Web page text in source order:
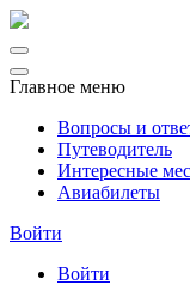
Главное меню
Вопросы и
Путеводитель
Интересные
Авиабилеты
Войти
Войти